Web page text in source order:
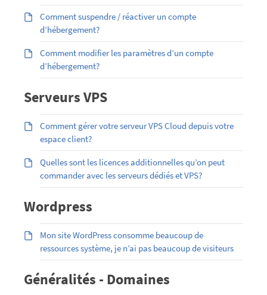
Comment suspendre / réactiver un compte
d’hébergement?
Comment modifier les paramètres d’un compte
d’hébergement?
Serveurs VPS
Comment gérer votre serveur VPS Cloud depuis votre
espace client?
Quelles sont les licences additionnelles qu’on peut
commander avec les serveurs dédiés et VPS?
Wordpress
Mon site WordPress consomme beaucoup de
ressources système, je n’ai pas beaucoup de visiteurs
Généralités - Domaines